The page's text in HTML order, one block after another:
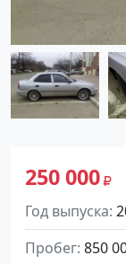
250 000
Год выпуска
Пробег 850